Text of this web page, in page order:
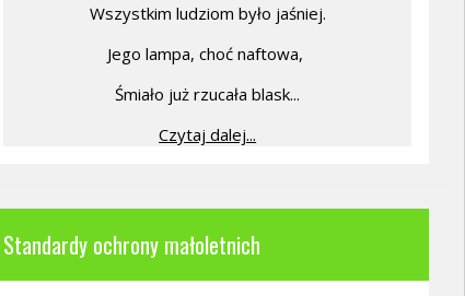
Wszystkim ludziom było jaśniej.
Jego lampa, choć naftowa,
Śmiało już rzucała blask...
Czytaj dalej...
Standardy ochrony małoletnich